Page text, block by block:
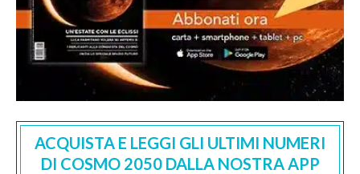
ACQUISTA E LEGGI GLI ULTIMI NUMERI
DI COSMO 2050 DALLA NOSTRA APP